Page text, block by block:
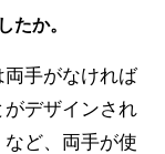
か。
手がなければ
デザインされ
ど、両手が使